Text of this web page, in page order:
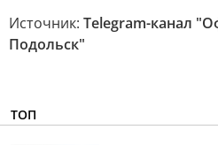
Источник: Telegram-канал
Подольск"
ТОП